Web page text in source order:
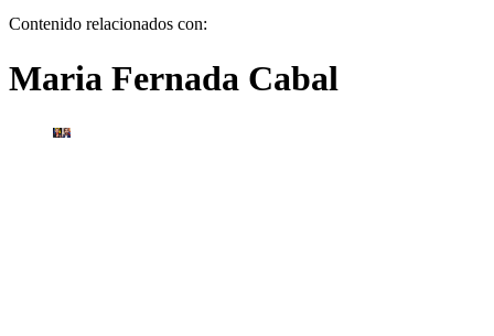
Contenido relacionados con:
Maria Fernada Cabal